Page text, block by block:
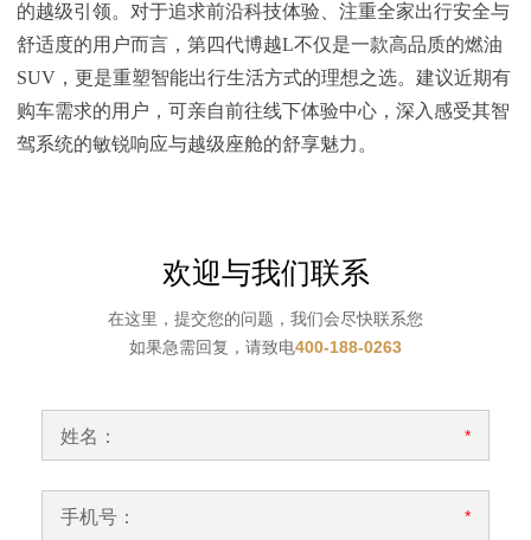
的越级引领。对于追求前沿科技体验、注重全家出行安全与
舒适度的用户而言，第四代博越L不仅是一款高品质的燃油
SUV，更是重塑智能出行生活方式的理想之选。建议近期有
购车需求的用户，可亲自前往线下体验中心，深入感受其智
驾系统的敏锐响应与越级座舱的舒享魅力。
欢迎与我们联系
在这里，提交您的问题，我们会尽快联系您
如果急需回复，请致电400-188-0263
姓名： *
手机号： *